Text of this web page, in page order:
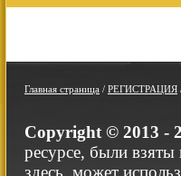
Главная страница / РЕГИСТРАЦИЯ
Copyright © 2013 -
ресурсе, были
здесь, может